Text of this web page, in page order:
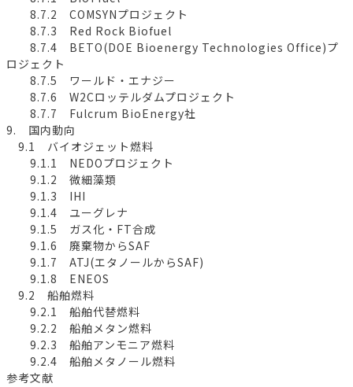
8.7.2 COMSYNプロジェクト
8.7.3 Red Rock Biofuel
8.7.4 BETO(DOE Bioenergy Technologies Office)プ
ロジェクト
8.7.5 ワールド・エナジー
8.7.6 W2Cロッテルダムプロジェクト
8.7.7 Fulcrum BioEnergy社
9. 国内動向
9.1 バイオジェット燃料
9.1.1 NEDOプロジェクト
9.1.2 微細藻類
9.1.3 IHI
9.1.4 ユーグレナ
9.1.5 ガス化・FT合成
9.1.6 廃棄物からSAF
9.1.7 ATJ(エタノールからSAF)
9.1.8 ENEOS
9.2 船舶燃料
9.2.1 船舶代替燃料
9.2.2 船舶メタン燃料
9.2.3 船舶アンモニア燃料
9.2.4 船舶メタノール燃料
参考文献